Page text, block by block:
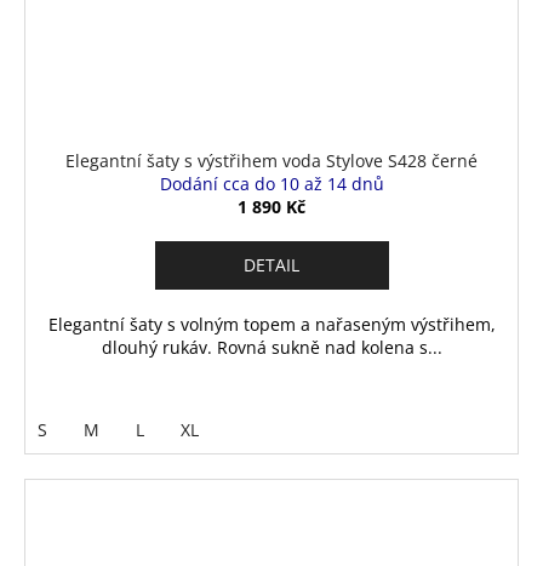
Elegantní šaty s výstřihem voda Stylove S428 černé
Dodání cca do 10 až 14 dnů
1 890 Kč
DETAIL
Elegantní šaty s volným topem a nařaseným výstřihem,
dlouhý rukáv. Rovná sukně nad kolena s...
S M L XL